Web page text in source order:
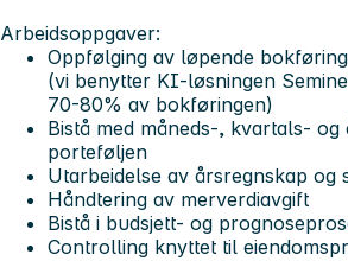
Arbeidsoppgaver:
Oppfølging av løpende
(vi benytter KI-løsningen
70-80% av bokføringen)
Bistå med måneds-, kvartals-
porteføljen
Utarbeidelse av årsregnskap og
Håndtering av merverdiavgift
Bistå i budsjett- og
Controlling knyttet til